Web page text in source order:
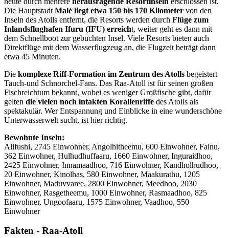
Die Hauptstadt Malé liegt etwa 150 bis 170 Kilometer von den
Inseln des Atolls entfernt, die Resorts werden durch Flüge zum
Inlandsflughafen Ifuru (IFU) erreicht, weiter geht es dann mit
dem Schnellboot zur gebuchten Insel. Viele Resorts bieten auch
Direktflüge mit dem Wasserflugzeug an, die Flugzeit beträgt dann
etwa 45 Minuten.
Die komplexe Riff-Formation im Zentrum des Atolls begeistert
Tauch-und Schnorchel-Fans. Das Raa-Atoll ist für seinen großen
Fischreichtum bekannt, wobei es weniger Großfische gibt, dafür
gelten die vielen noch intakten Korallenriffe des Atolls als
spektakulär. Wer Entspannung und Einblicke in eine wunderschöne
Unterwasserwelt sucht, ist hier richtig.
Bewohnte Inseln:
Alifushi, 2745 Einwohner, Angolhitheemu, 600 Einwohner, Fainu,
362 Einwohner, Hulhudhuffaaru, 1660 Einwohner, Inguraidhoo,
2425 Einwohner, Innamaadhoo, 716 Einwohner, Kandholhudhoo,
20 Einwohner, Kinolhas, 580 Einwohner, Maakurathu, 1205
Einwohner, Maduvvaree, 2800 Einwohner, Meedhoo, 2030
Einwohner, Rasgetheemu, 1000 Einwohner, Rasmaadhoo, 825
Einwohner, Ungoofaaru, 1575 Einwohner, Vaadhoo, 550
Einwohner
Fakten - Raa-Atoll